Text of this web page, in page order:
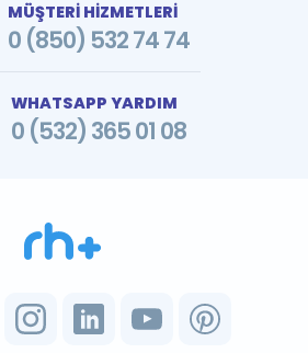
MÜŞTERİ HİZMETLERİ
0 (850) 532 74 74
WHATSAPP YARDIM
0 (532) 365 01 08